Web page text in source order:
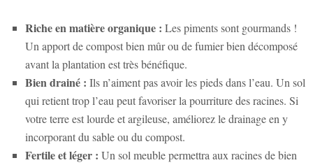
Riche en matière organique : Les piments sont gourmands !
Un apport de compost bien mûr ou de fumier bien décomposé
avant la plantation est très bénéfique.
Bien drainé : Ils n’aiment pas avoir les pieds dans l’eau. Un sol
qui retient trop l’eau peut favoriser la pourriture des racines. Si
votre terre est lourde et argileuse, améliorez le drainage en y
incorporant du sable ou du compost.
Fertile et léger : Un sol meuble permettra aux racines de bien